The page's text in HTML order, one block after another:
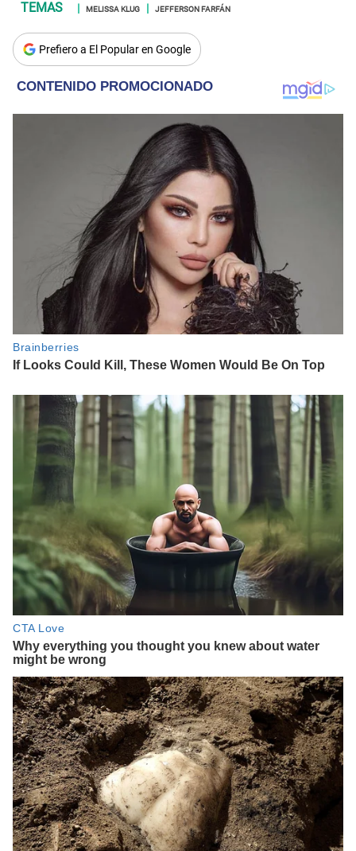
MELISSA KLUG JEFFERSON FARFÁN
Prefiero a El Popular en Google